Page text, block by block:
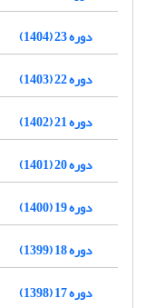
دوره 23 (1404)
دوره 22 (1403)
دوره 21 (1402)
دوره 20 (1401)
دوره 19 (1400)
دوره 18 (1399)
دوره 17 (1398)